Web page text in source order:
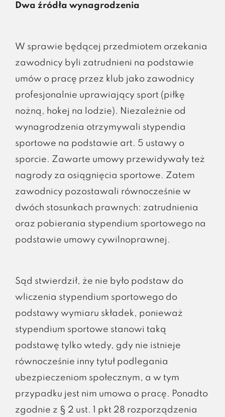
Dwa źródła wynagrodzenia
W sprawie będącej przedmiotem orzekania
zawodnicy byli zatrudnieni na podstawie
umów o pracę przez klub jako zawodnicy
profesjonalnie uprawiający sport (piłkę
nożną, hokej na lodzie). Niezależnie od
wynagrodzenia otrzymywali stypendia
sportowe na podstawie art. 5 ustawy o
sporcie. Zawarte umowy przewidywały też
nagrody za osiągnięcia sportowe. Zatem
zawodnicy pozostawali równocześnie w
dwóch stosunkach prawnych: zatrudnienia
oraz pobierania stypendium sportowego na
podstawie umowy cywilnoprawnej.
Sąd stwierdził, że nie było podstaw do
wliczenia stypendium sportowego do
podstawy wymiaru składek, ponieważ
stypendium sportowe stanowi taką
podstawę tylko wtedy, gdy nie istnieje
równocześnie inny tytuł podlegania
ubezpieczeniom społecznym, a w tym
przypadku jest nim umowa o pracę. Ponadto
zgodnie z § 2 ust. 1 pkt 28 rozporządzenia